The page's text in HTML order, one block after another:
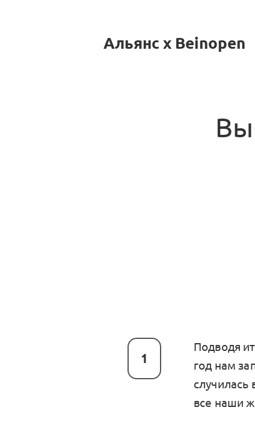
Альянс x Beinopen
1
Подводя
год нам
случилась
все наши